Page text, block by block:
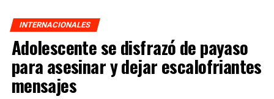
INTERNACIONALES
Adolescente se disfrazó de payaso
para asesinar y dejar escalofriantes
mensajes